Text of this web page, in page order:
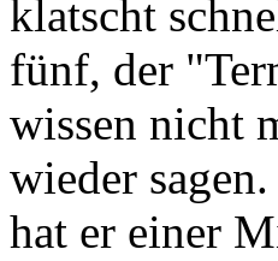
klatscht
fünf, der
wissen nicht
wieder
hat er einer